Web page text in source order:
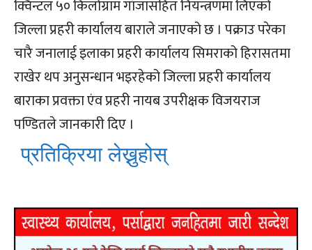
क्विन्टल ५० किलोग्राम गाँजासहित नियन्त्रणमा लिएको
जिल्ला प्रहरी कार्यालय बाराले जनाएको छ । पक्राउ परेका
चारै जनालाई इलाका प्रहरी कार्यालय सिमराको हिरासतमा
राखेर थप अनुसन्धान भइरहेको जिल्ला प्रहरी कार्यालय
बाराका प्रवक्ता एंव प्रहरी नायब उपरीक्षक विजयराज
पण्डितले जानकारी दिए ।
प्रतिक्रिया लेख्नुहोस्